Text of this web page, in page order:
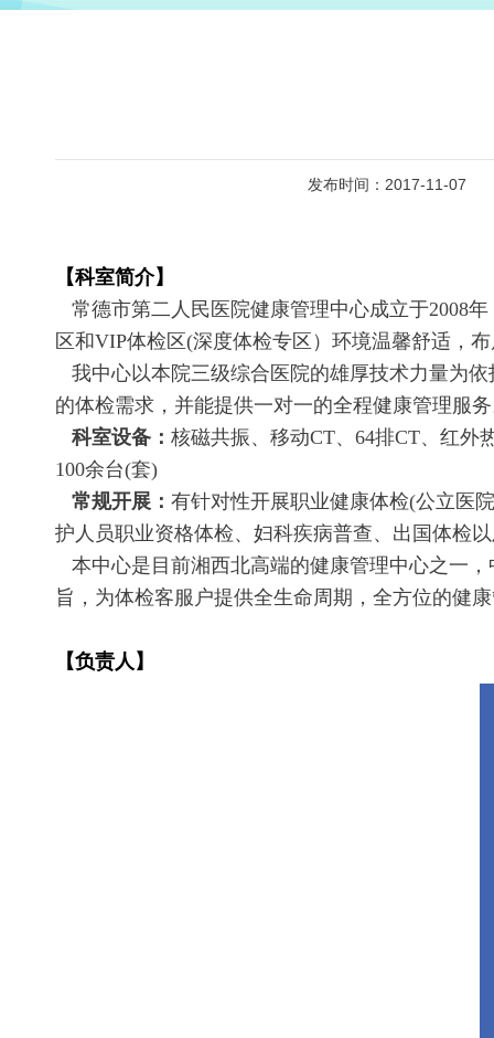
发布时间：2017-11-07
【科室简介】
常德市第二人民医院健康管理中心成立于2008
区和VIP体检区(深度体检专区）环境温馨舒适，
我中心以本院三级综合医院的雄厚技术力量为
的体检需求，并能提供一对一的全程健康管理服
科室设备： 核磁共振、移动CT、64排CT、红外
100余台(套)
常规开展： 有针对性开展职业健康体检(公立医
护人员职业资格体检、妇科疾病普查、出国体检
本中心是目前湘西北高端的健康管理中心之一
旨，为体检客服户提供全生命周期，全方位的健
【负责人】